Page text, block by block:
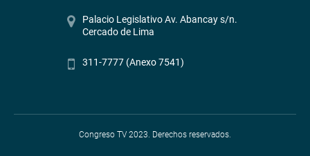
Palacio Legislativo Av. Abancay s/n.
Cercado de Lima
311-7777 (Anexo 7541)
Congreso TV 2023. Derechos reservados.